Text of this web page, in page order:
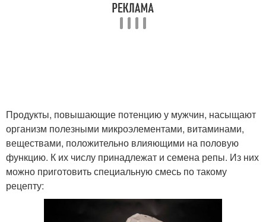
Продукты, повышающие потенцию у мужчин, насыщают
организм полезными микроэлементами, витаминами,
веществами, положительно влияющими на половую
функцию. К их числу принадлежат и семена репы. Из них
можно приготовить специальную смесь по такому
рецепту: